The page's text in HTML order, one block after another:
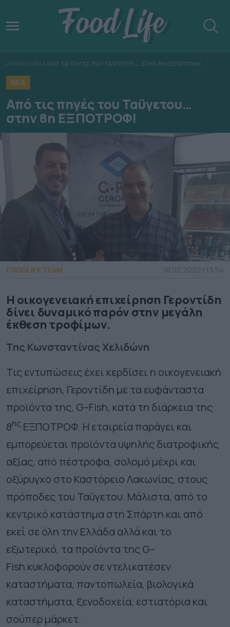
ΑΡΧΙΚΗ / ΝΕΑ / ΑΠΟ ΤΙΣ ΠΗΓΕΣ ΤΟΥ ΤΑΫΓΕΤΟΥ… ΣΤΗΝ 8Η ΕΞΠΟΤΡΟΦ!
ΝΕΑ
Από τις πηγές του Ταϋγετου…
στην 8η ΕΞΠΟΤΡΟΦ!
FOODLIFE TEAM 18.02.2022 | 13:54
Η οικογενειακή επιχείρηση Γεροντίδη
δίνει δυναμικό παρόν στην μεγάλη
έκθεση τροφίμων.
Της Κωνσταντίνας Χελιδώνη
Τις εντυπώσεις έχει κερδίσει η οικογενειακή
επιχείρηση, Γεροντίδη με τα ευφάνταστα
προϊόντα της, G–Fish, κατά τη διάρκεια της
8ης ΕΞΠΟΤΡΟΦ. Η εταιρεία παράγει και
εμπορεύεται προϊόντα υψηλής διατροφικής
αξίας, από πέστροφα, σολομό μέχρι και
οξύρυγχο στο Καστόρειο Λακωνίας, στους
πρόποδες του Ταΰγετου. Μάλιστα, από το
κεντρικό κατάστημα στη Σπάρτη και από
εκεί σε όλη την Ελλάδα αλλά και το
εξωτερικό, τα προϊόντα τηςG–
Fish κυκλοφορούν σε ντελικατέσεν
καταστήματα, παντοπωλεία, βιολογικά
καταστήματα, ξενοδοχεία, εστιατόρια και
σούπερ μάρκετ.